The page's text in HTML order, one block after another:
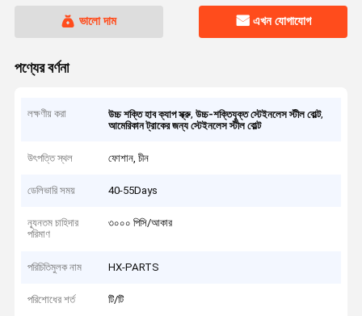
ভালো দাম এখন যোগাযোগ
পণ্যের বর্ণনা
লক্ষণীয় করা উচ্চ শক্তি হাব ক্যাপ স্ক্রু,উচ্চ-শক্তিযুক্ত স্টেইনলেস স্টীল বোল্ট,
আমেরিকান ট্রাকের জন্য স্টেইনলেস স্টীল বোল্ট
উৎপত্তি স্থল ফোশান, চীন
ডেলিভারি সময় 40-55Days
ন্যূনতম চাহিদার
পরিমাণ
৩০০০ পিসি/আকার
পরিচিতিমুলক নাম HX-PARTS
পরিশোধের শর্ত টি/টি